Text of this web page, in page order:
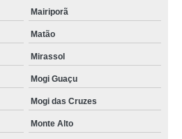
Mairiporã
Matão
Mirassol
Mogi Guaçu
Mogi das Cruzes
Monte Alto